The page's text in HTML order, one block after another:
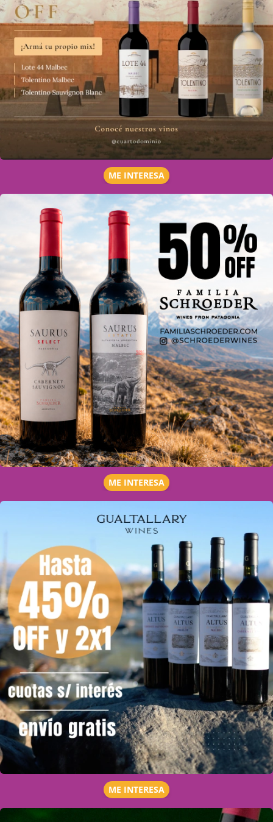
ME INTERESA
ME INTERESA
ME INTERESA